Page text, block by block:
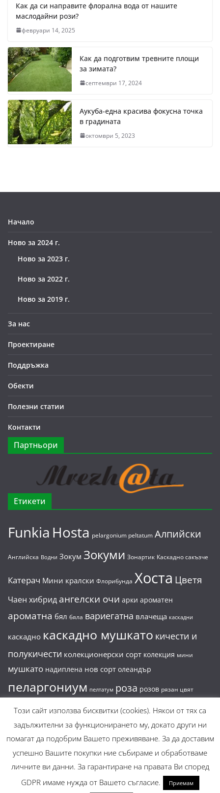
Как да си направите флорална вода от нашите
маслодайни рози?
февруари 14, 2025
Как да подготвим тревните площи
за зимата?
септември 17, 2024
Аукуба-една красива фокусна точка
в градината
октомври 5, 2023
Начало
Ново за 2024 г.
Ново за 2023 г.
Ново за 2022 г.
Ново за 2019 г.
За нас
Проектиране
Поддръжка
Обекти
Полезни статии
Контакти
Партньори
Етикети
Funkia Hosta pelargonium peltatum Алпийски
Английска Водни Зокум Зокуми Зонартик Каскадно сакъзче
Катерач Мини кралски Флорибунда Хоста Цветя
Чаен хибрид ангелски очи арки ароматен
ароматна бял бяла вариегатна влачеща каскадни
каскадно каскадно мушкато кичести и
полукичести колекционерски сорт колекция мини
мушкато надиплена нов сорт олеандър
пеларгониум пелтатум роза розов рязан цвят
сакъзчесилен аромат субтропичен храстовидна
храстовидни
Авторско право © 2026Флораленд . Всички права
запазени.
Този сайт използва бисквитки (cookies). Някои от тях са
задължителни за функционирането му, докато други ни
помагат да подобрим Вашето преживяване. За да доставим
успешно Вашите покупки ние събираме и обработваме
личните ви данни. За гарантиране на правата Ви според
GDPR имаме нужда от Вашето съгласие.
Приемам